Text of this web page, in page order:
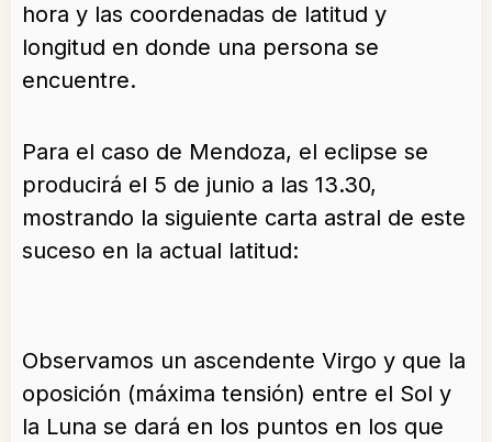
hora y las coordenadas de latitud y
longitud en donde una persona se
encuentre.
Para el caso de Mendoza, el eclipse se
producirá el 5 de junio a las 13.30,
mostrando la siguiente carta astral de este
suceso en la actual latitud:
Observamos un ascendente Virgo y que la
oposición (máxima tensión) entre el Sol y
la Luna se dará en los puntos en los que